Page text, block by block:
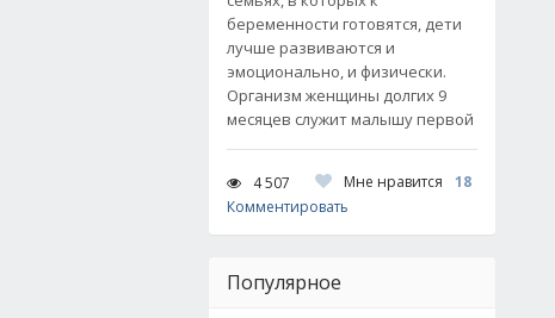
беременности готовятся, дети
лучше развиваются и
эмоционально, и физически.
Организм женщины долгих 9
месяцев служит малышу первой
4 507 Мне нравится
18
Комментировать
Популярное